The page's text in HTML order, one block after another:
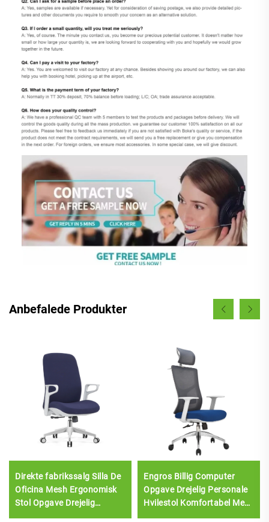
Anbefalede Produkter
Direkte fabrikssalg Silla De
Oficina Mesh Ergonomisk
Stol Opgave Drejelig
Kontorstol Til Personale
Engros Billig Computer
Opgave Drejelig Personale
Hvilestol Komfortabel Mesh
Stof Ergonomisk